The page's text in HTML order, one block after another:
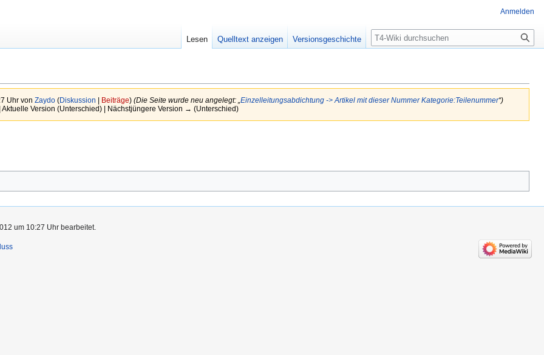
Uhr von Zaydo (Diskussion Beiträge) (Die Seite wurde neu angelegt: „ Einzelleitungsabdichtung -> Artikel mit dieser Nummer Kategorie:Teilenummer“)
Version (Unterschied) | Nächstjüngere Version → (Unterschied)
Anmelden
Lesen Quelltext anzeigen Versionsgeschichte Suche
um 10:27 Uhr bearbeitet.